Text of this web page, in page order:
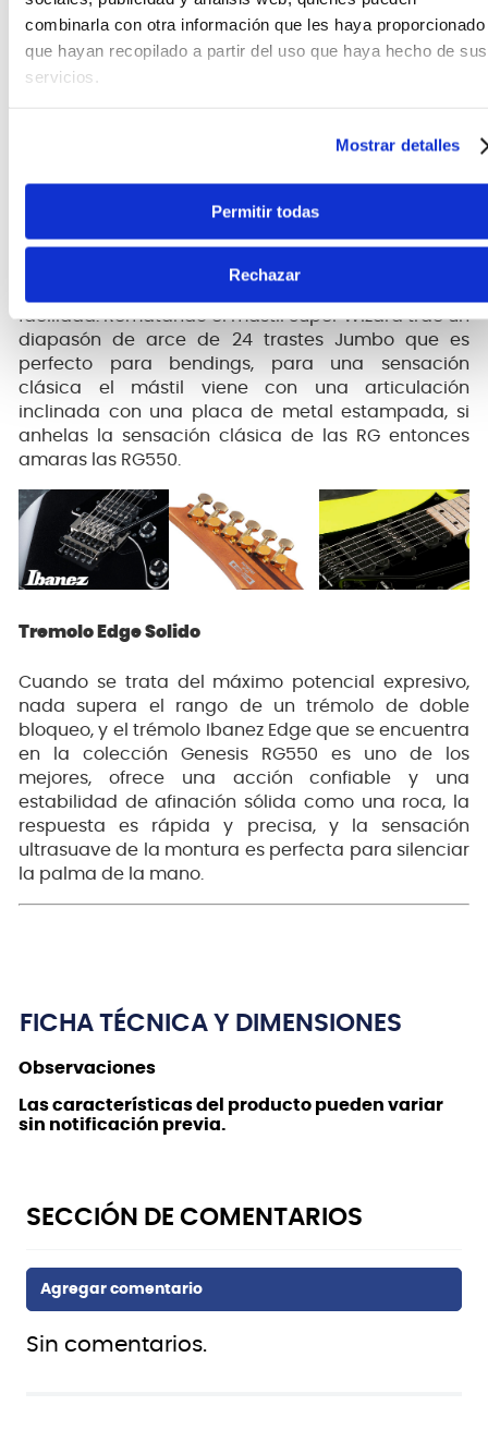
combinarla con otra información que les haya proporcionado
que hayan recopilado a partir del uso que haya hecho de sus
servicios.
Mostrar detalles
Permitir todas
Rechazar
LasRG550traen un mástil Super Wizard de
arce/nogal de 5 piezas con el cual podrás ejecutar
facilidad. Rematando el mástil Super Wizard trae un
diapasón de arce de 24 trastes Jumbo que es
perfecto para bendings, para una sensación
clásica el mástil viene con una articulación
inclinada con una placa de metal estampada, si
anhelas la sensación clásica de las RG entonces
amaras las RG550.
Tremolo Edge Solido
Cuando se trata del máximo potencial expresivo,
nada supera el rango de un trémolo de doble
bloqueo, y el trémolo Ibanez Edge que se encuentra
en la colección Genesis RG550 es uno de los
mejores, ofrece una acción confiable y una
estabilidad de afinación sólida como una roca, la
respuesta es rápida y precisa, y la sensación
ultrasuave de la montura es perfecta para silenciar
la palma de la mano.
FICHA TÉCNICA Y DIMENSIONES
Observaciones
Las características del producto pueden variar
sin notificación previa.
Sin comentarios.